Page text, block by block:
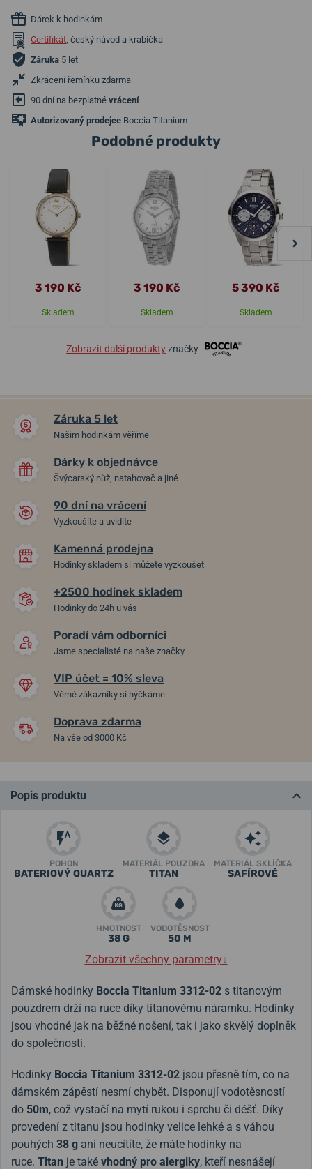
Dárek k hodinkám
Certifikát, český návod a krabička
Záruka 5 let
Zkrácení řemínku zdarma
90 dní na bezplatné vrácení
Autorizovaný prodejce Boccia Titanium
Podobné produkty
3 190 Kč
Skladem
3 190 Kč
Skladem
5 390 Kč
Skladem
Zobrazit další produktyznačky
Záruka 5 let
Našim hodinkám věříme
Dárky k objednávce
Švýcarský nůž, natahovač a jiné
90 dní na vrácení
Vyzkoušíte a uvidíte
Kamenná prodejna
Hodinky skladem si můžete vyzkoušet
+2500 hodinek skladem
Hodinky do 24h u vás
Poradí vám odborníci
Jsme specialisté na naše značky
VIP účet = 10% sleva
Věrné zákazníky si hýčkáme
Doprava zdarma
Na vše od 3000 Kč
Popis produktu
POHON
BATERIOVÝ QUARTZ
MATERIÁL POUZDRA
TITAN
MATERIÁL SKLÍČKA
SAFÍROVÉ
HMOTNOST
38 G
VODOTĚSNOST
50 M
Zobrazit všechny parametry↓
Dámské hodinky Boccia Titanium 3312-02 s titanovým
pouzdrem drží na ruce díky titanovému náramku. Hodinky
jsou vhodné jak na běžné nošení, tak i jako skvělý doplněk
do společnosti.
Hodinky Boccia Titanium 3312-02 jsou přesně tím, co na
dámském zápěstí nesmí chybět. Disponují vodotěsností
do 50m, což vystačí na mytí rukou i sprchu či déšť. Díky
provedení z titanu jsou hodinky velice lehké a s váhou
pouhých 38 g ani neucítíte, že máte hodinky na
ruce. Titan je také vhodný pro alergiky, kteří nesnášejí